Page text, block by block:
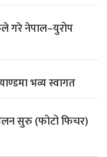
गरे नेपाल–युरोप
भव्य स्वागत
सुरु (फोटो फिचर)